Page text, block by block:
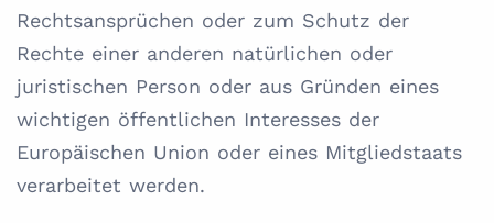
Rechtsansprüchen oder zum Schutz der
Rechte einer anderen natürlichen oder
juristischen Person oder aus Gründen eines
wichtigen öffentlichen Interesses der
Europäischen Union oder eines Mitgliedstaats
verarbeitet werden.